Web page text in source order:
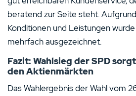
beratend zur Seite steht.
Konditionen und Leistungen
mehrfach ausgezeichnet.
Fazit: Wahlsieg der SPD
den Aktienmärkten
Das Wahlergebnis der Wahl vom